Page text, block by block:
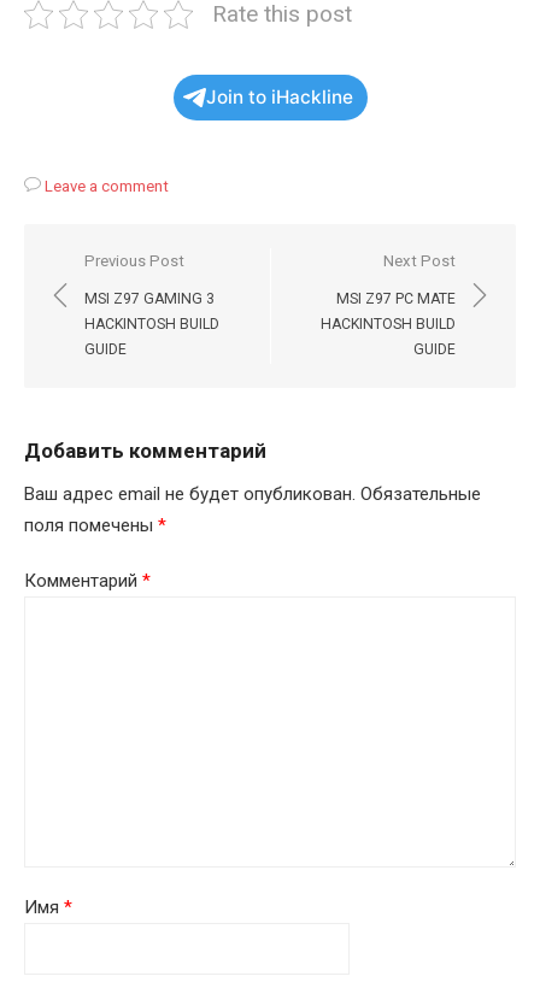
Rate this post
Join to iHackline
Leave a comment
Навигация
по
записям
Previous Post
MSI Z97 GAMING 3
HACKINTOSH BUILD
GUIDE
Next Post
MSI Z97 PC MATE
HACKINTOSH BUILD
GUIDE
Добавить комментарий
Ваш адрес email не будет опубликован. Обязательные
поля помечены *
Комментарий *
Имя *